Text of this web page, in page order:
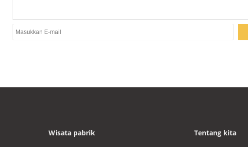
Wisata pabrik Tentang kita